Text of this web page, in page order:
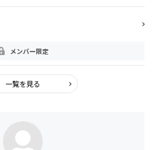
メンバー限定
一覧を見る